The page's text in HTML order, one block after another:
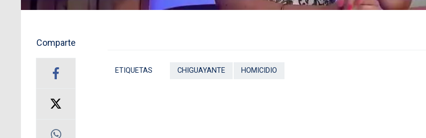
Comparte
ETIQUETAS CHIGUAYANTE HOMICIDIO